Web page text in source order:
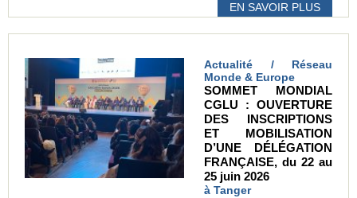
EN SAVOIR PLUS
Actualité / Réseau
Monde & Europe
SOMMET MONDIAL
CGLU : OUVERTURE
DES INSCRIPTIONS
ET MOBILISATION
D’UNE DÉLÉGATION
FRANÇAISE, du 22 au
25 juin 2026
à Tanger